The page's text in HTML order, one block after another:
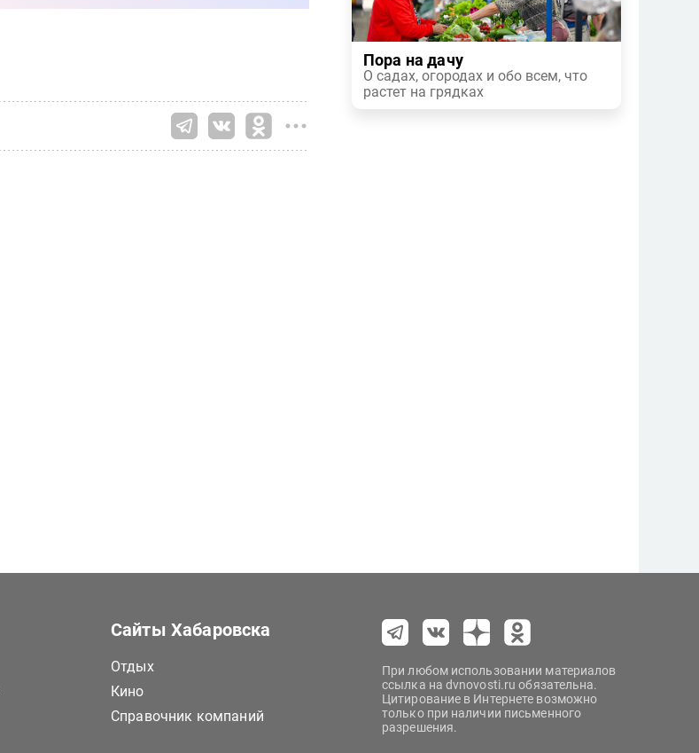
Пора на дачу
О садах, огородах и обо всем, что
растет на грядках
Сайты Хабаровска
Отдых
Кино
Справочник компаний
При любом использовании материалов
ссылка на dvnovosti.ru обязательна.
Цитирование в Интернете возможно
только при наличии письменного
разрешения.